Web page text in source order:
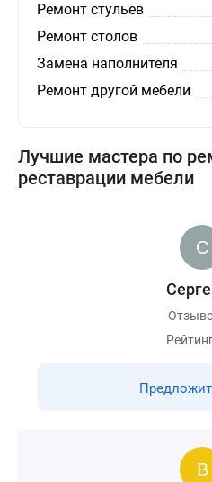
Ремонт стульев
Ремонт столов
Замена наполнителя
Ремонт другой мебели
Лучшие мастера по
реставрации мебели